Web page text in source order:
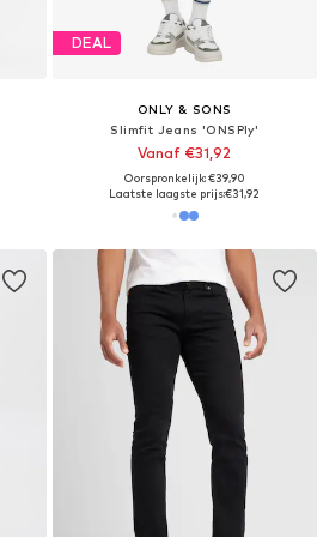
DEAL
ONLY & SONS
Slimfit Jeans 'ONSPly'
Vanaf €31,92
Oorspronkelijk: €39,90
Laatste laagste prijs:€31,92